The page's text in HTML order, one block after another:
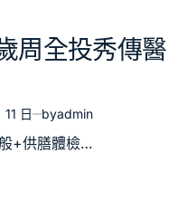
周全投秀傳醫
日 byadmin
+供膳體檢…